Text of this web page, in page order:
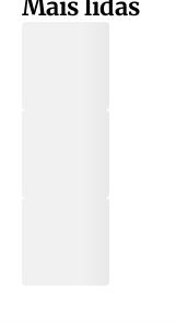
Mais lidas